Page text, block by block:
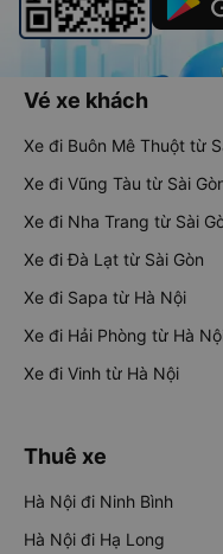
Vé xe khách
Xe đi Buôn Mê Thuột từ
Xe đi Vũng Tàu từ Sài
Xe đi Nha Trang từ Sài
Xe đi Đà Lạt từ Sài Gòn
Xe đi Sapa từ Hà Nội
Xe đi Hải Phòng từ Hà
Xe đi Vinh từ Hà Nội
Thuê xe
Hà Nội đi Ninh Bình
Hà Nội đi Hạ Long